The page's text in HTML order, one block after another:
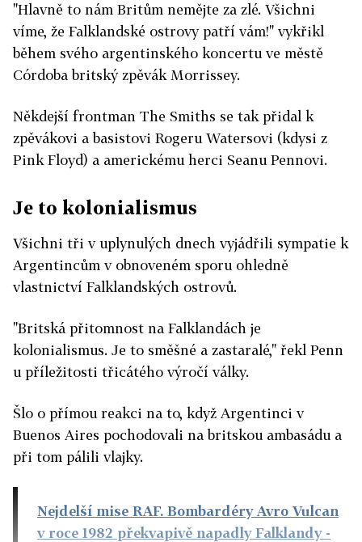
"Hlavně to nám Britům nemějte za zlé. Všichni
víme, že Falklandské ostrovy patří vám!" vykřikl
během svého argentinského koncertu ve městě
Córdoba britský zpěvák Morrissey.
Někdejší frontman The Smiths se tak přidal k
zpěvákovi a basistovi Rogeru Watersovi (kdysi z
Pink Floyd) a americkému herci Seanu Pennovi.
Je to kolonialismus
Všichni tři v uplynulých dnech vyjádřili sympatie k
Argentincům v obnoveném sporu ohledně
vlastnictví Falklandských ostrovů.
"Britská přitomnost na Falklandách je
kolonialismus. Je to směšné a zastaralé," řekl Penn
u příležitosti třicátého výročí války.
Šlo o přímou reakci na to, když Argentinci v
Buenos Aires pochodovali na britskou ambasádu a
při tom pálili vlajky.
Nejdelší mise RAF. Bombardéry Avro Vulcan
v roce 1982 překvapivě napadly Falklandy-